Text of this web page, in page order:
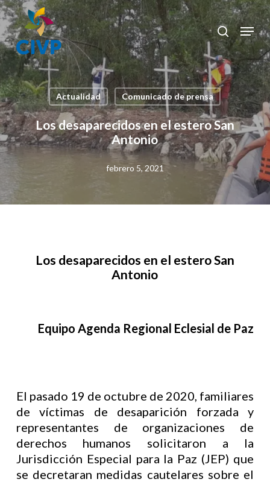
Skip
to
main
content
search
Menu
Actualidad Comunicado de prensa
Los desaparecidos en el estero San
Antonio
febrero 5, 2021
Los desaparecidos en el estero San
Antonio
Equipo Agenda Regional Eclesial de Paz
El pasado 19 de octubre de 2020, familiares
de víctimas de desaparición forzada y
representantes de organizaciones de
derechos humanos solicitaron a la
Jurisdicción Especial para la Paz (JEP) que
se decretaran medidas cautelares sobre el
Close
Menu